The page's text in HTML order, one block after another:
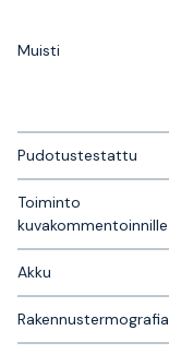
Muisti
Pudotustestattu
Toiminto
kuvakommentoinnille
Akku
Rakennustermografia